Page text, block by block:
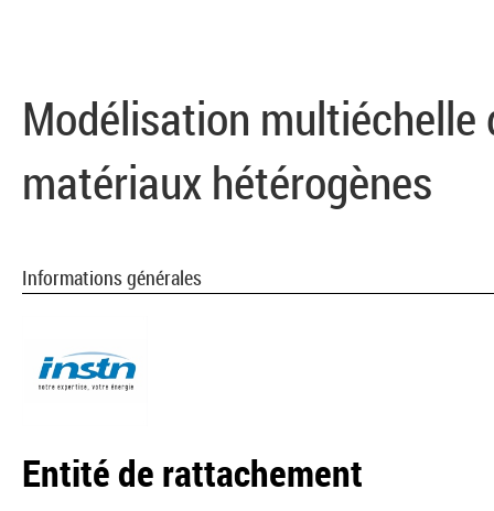
Modélisation multiéchelle
matériaux hétérogènes
Informations générales
Entité de rattachement